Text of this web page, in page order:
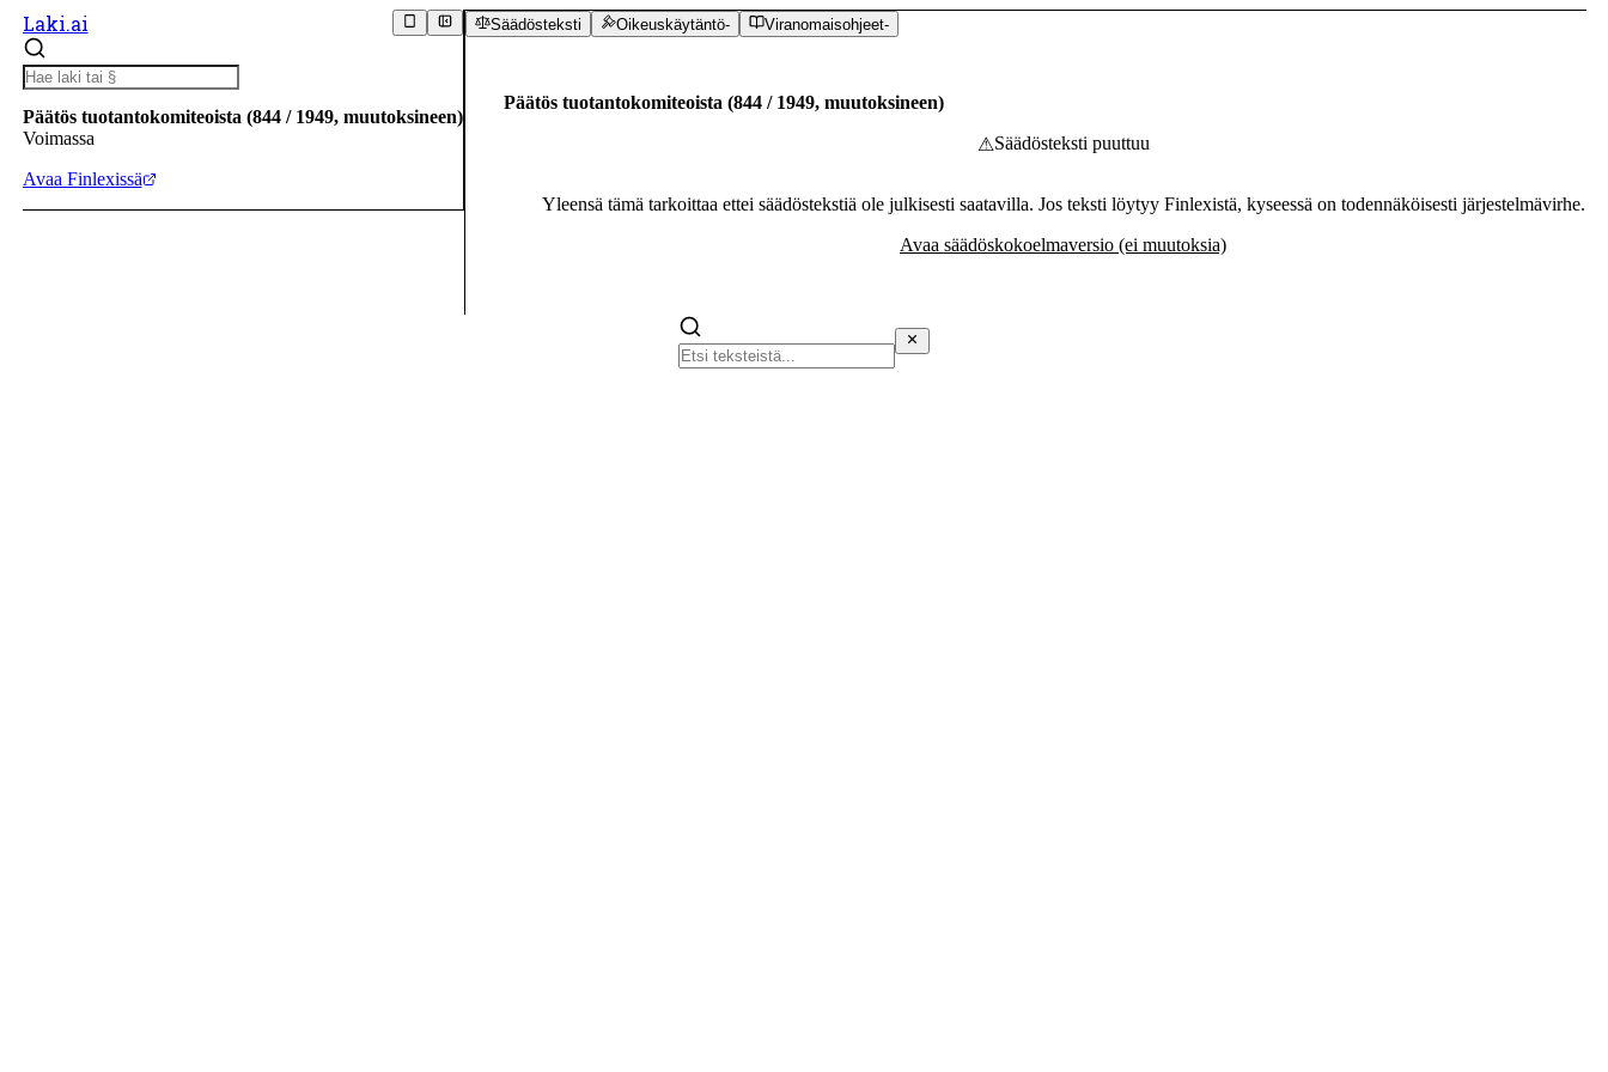
Laki.ai
Päätös tuotantokomiteoista (844/ 1949, muutoksineen)
Voimassa
Avaa Finlexissä
Säädösteksti Oikeuskäytäntö- Viranomaisohjeet-
Päätös tuotantokomiteoista (844/ 1949, muutoksineen)
⚠Säädösteksti puuttuu
Yleensä tämä tarkoittaa ettei säädöstekstiä ole julkisesti saatavilla. Jos teksti löytyy Finlexistä, kyseessä on todennäköisesti järjestelmävirhe.
Avaa säädöskokoelmaversio (ei muutoksia)